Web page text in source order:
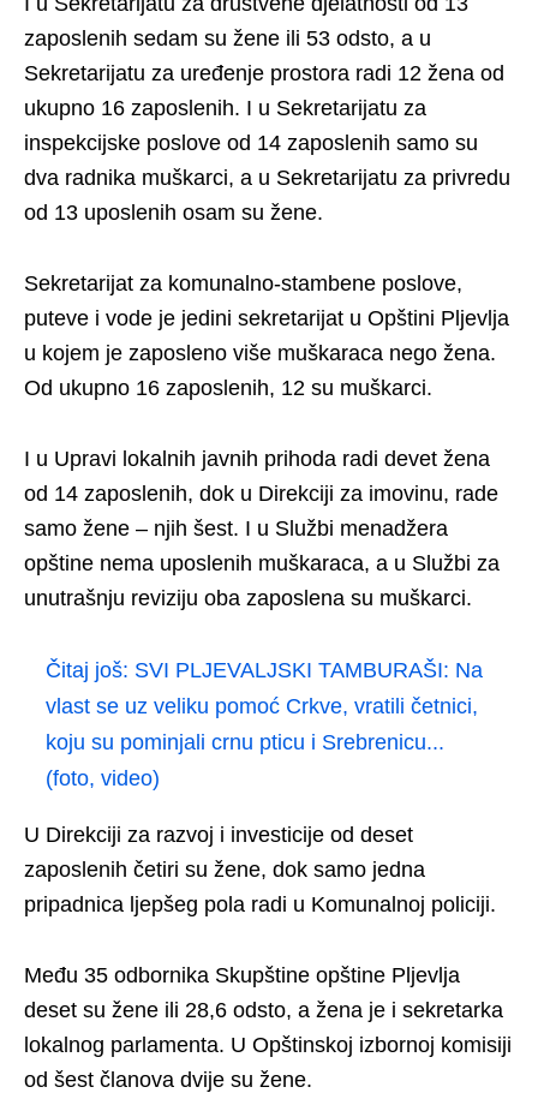
zaposlenih sedam su žene ili 53 odsto, a u
Sekretarijatu za uređenje prostora radi 12 žena od
ukupno 16 zaposlenih. I u Sekretarijatu za
inspekcijske poslove od 14 zaposlenih samo su
dva radnika muškarci, a u Sekretarijatu za privredu
od 13 uposlenih osam su žene.
Sekretarijat za komunalno-stambene poslove,
puteve i vode je jedini sekretarijat u Opštini Pljevlja
u kojem je zaposleno više muškaraca nego žena.
Od ukupno 16 zaposlenih, 12 su muškarci.
I u Upravi lokalnih javnih prihoda radi devet žena
od 14 zaposlenih, dok u Direkciji za imovinu, rade
samo žene – njih šest. I u Službi menadžera
opštine nema uposlenih muškaraca, a u Službi za
unutrašnju reviziju oba zaposlena su muškarci.
Čitaj još: SVI PLJEVALJSKI TAMBURAŠI: Na
vlast se uz veliku pomoć Crkve, vratili četnici,
koju su pominjali crnu pticu i Srebrenicu...
(foto, video)
U Direkciji za razvoj i investicije od deset
zaposlenih četiri su žene, dok samo jedna
pripadnica ljepšeg pola radi u Komunalnoj policiji.
Među 35 odbornika Skupštine opštine Pljevlja
deset su žene ili 28,6 odsto, a žena je i sekretarka
lokalnog parlamenta. U Opštinskoj izbornoj komisiji
od šest članova dvije su žene.